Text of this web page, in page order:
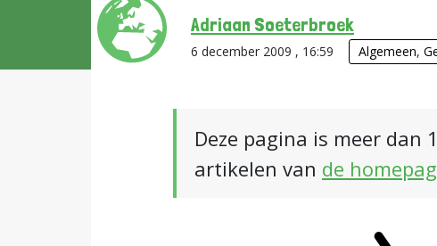
Adriaan Soeterbroek
6 december 2009 , 16:59 Algemeen,
Deze pagina is meer dan
artikelen van de